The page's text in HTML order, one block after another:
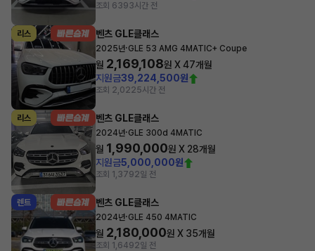
조회 6393시간 전
리스 벤츠 GLE클래스
2025년·GLE 53 AMG 4MATIC+ Coupe
월 2,169,108원 X47개월
지원금39,224,500원
조회 2,0225시간 전
리스 벤츠 GLE클래스
2024년·GLE 300d 4MATIC
월 1,990,000원 X 28개월
지원금5,000,000원
조회 1,3792일 전
렌트 벤츠 GLE클래스
2024년·GLE 450 4MATIC
월 2,180,000원 X 35개월
조회 1,6492일 전